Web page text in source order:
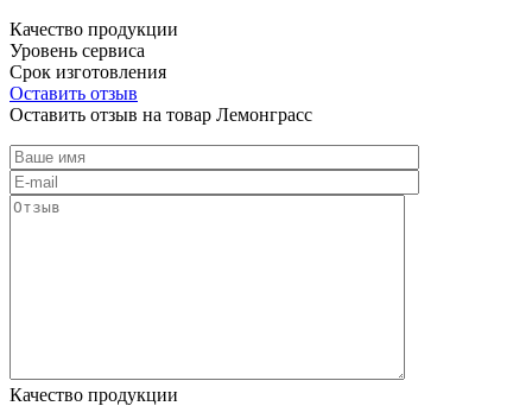
Качество продукции
Уровень сервиса
Срок изготовления
Оставить отзыв
Оставить отзыв на товар Лемонграсс
Качество продукции